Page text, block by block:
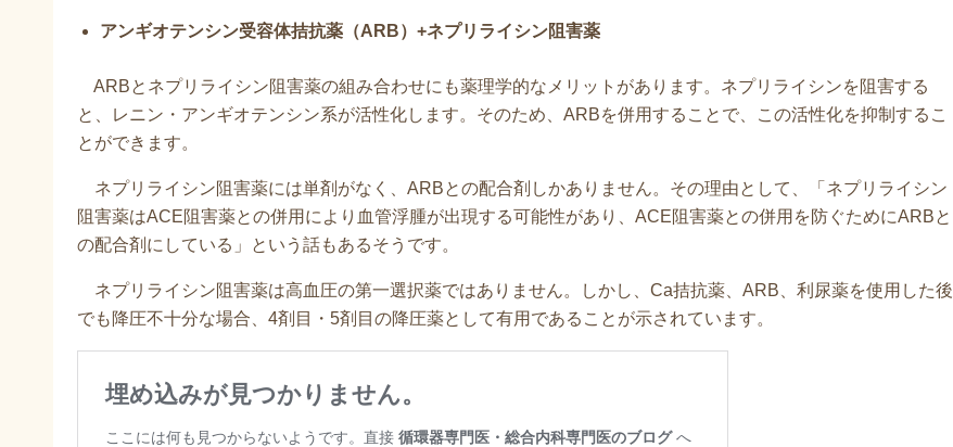
アンギオテンシン受容体拮抗薬（ARB）+ネプリライシン阻害薬
ARBとネプリライシン阻害薬の組み合わせにも薬理学的なメリットがあります。ネプリライシンを阻害する
と、レニン・アンギオテンシン系が活性化します。そのため、ARBを併用することで、この活性化を抑制するこ
とができます。
ネプリライシン阻害薬には単剤がなく、ARBとの配合剤しかありません。その理由として、「ネプリライシン
阻害薬はACE阻害薬との併用により血管浮腫が出現する可能性があり、ACE阻害薬との併用を防ぐためにARBと
の配合剤にしている」という話もあるそうです。
ネプリライシン阻害薬は高血圧の第一選択薬ではありません。しかし、Ca拮抗薬、ARB、利尿薬を使用した後
でも降圧不十分な場合、4剤目・5剤目の降圧薬として有用であることが示されています。